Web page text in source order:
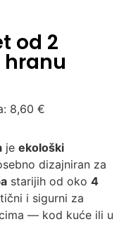
od 2
8,60€
jeekološki
dizajniran za
starijih od oko4
i sigurni za
— kod kuće ili u